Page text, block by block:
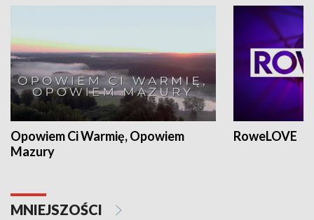
Opowiem Ci Warmię, Opowiem
Mazury
RoweLOVE
MNIEJSZOŚCI